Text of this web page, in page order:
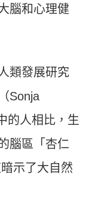
腦和心理健
類發展研究
Sonja
的人相比，生
腦區「杏仁
示了大自然